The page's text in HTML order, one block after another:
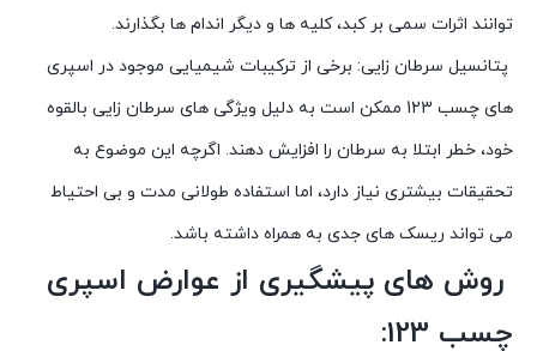
توانند اثرات سمی بر کبد، کلیه ها و دیگر اندام ها بگذارند.
پتانسیل سرطان زایی: برخی از ترکیبات شیمیایی موجود در اسپری
های چسب 123 ممکن است به دلیل ویژگی های سرطان زایی بالقوه
خود، خطر ابتلا به سرطان را افزایش دهند. اگرچه این موضوع به
تحقیقات بیشتری نیاز دارد، اما استفاده طولانی مدت و بی احتیاط
می تواند ریسک های جدی به همراه داشته باشد.
روش های پیشگیری از عوارض اسپری
چسب 123: